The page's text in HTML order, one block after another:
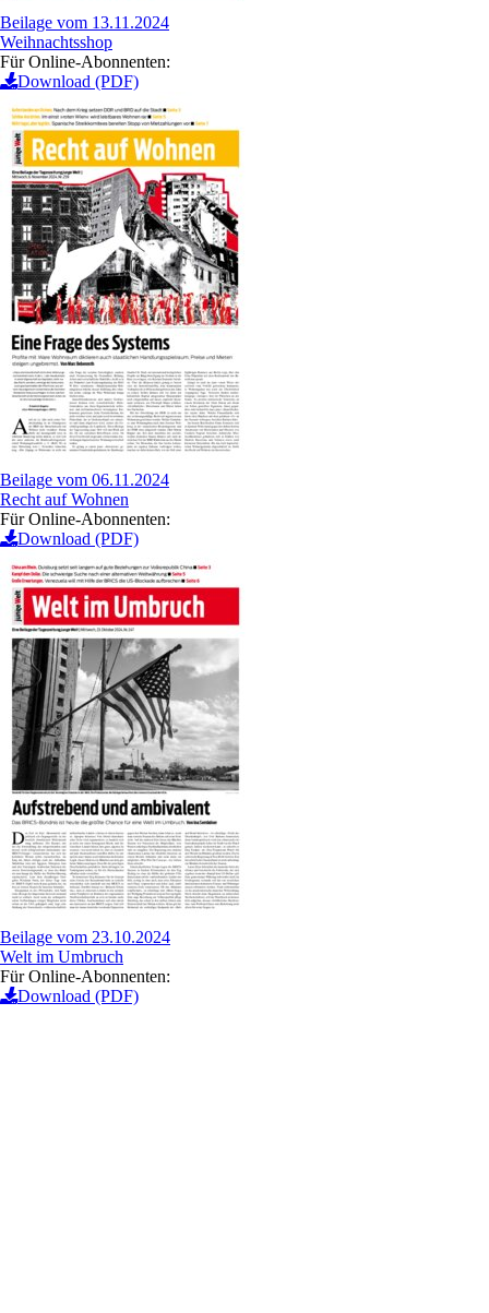
Beilage vom 13.11.2024
Weihnachtsshop
Für Online-Abonnenten:
Download (PDF)
Beilage vom 06.11.2024
Recht auf Wohnen
Für Online-Abonnenten:
Download (PDF)
Beilage vom 23.10.2024
Welt im Umbruch
Für Online-Abonnenten:
Download (PDF)